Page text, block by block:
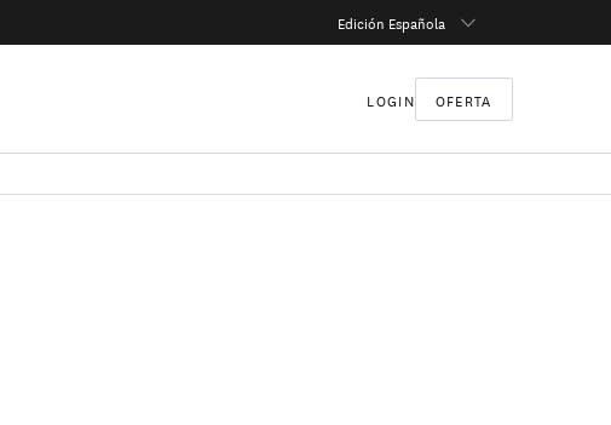
Edición Española
LOGIN OFERTA